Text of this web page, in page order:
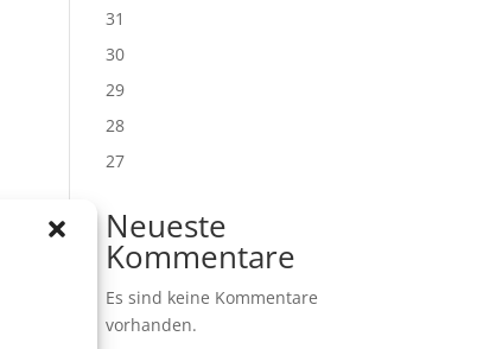
31
30
29
28
27
Neueste
Kommentare
Es sind keine Kommentare
vorhanden.